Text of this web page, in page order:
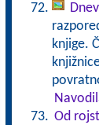
knjige.
Od